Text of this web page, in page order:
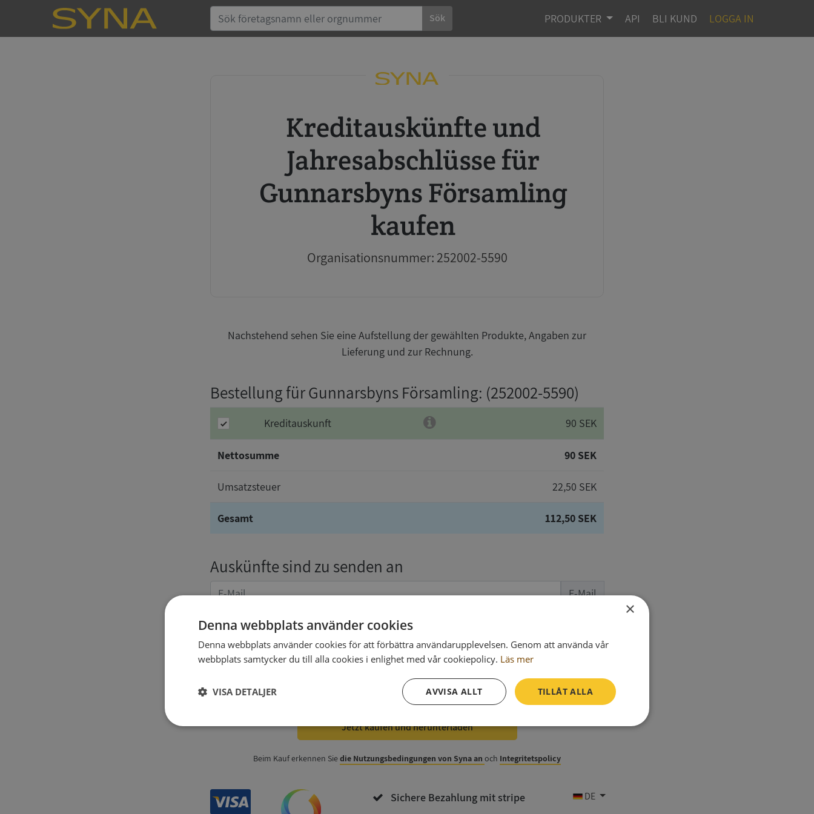
Sök PRODUKTER API BLI KUND LOGGA IN
Kreditauskünfte und
Jahresabschlüsse für
Gunnarsbyns Församling
kaufen
Organisationsnummer: 252002-5590
Nachstehend sehen Sie eine Aufstellung der gewählten Produkte, Angaben zur
Lieferung und zur Rechnung.
Bestellung für Gunnarsbyns Församling: (252002-5590)
Kreditauskunft 90 SEK
Nettosumme 90 SEK
Umsatzsteuer 22,50 SEK
Gesamt 112,50 SEK
Auskünfte sind zu senden an
E-Mail
(wahlweise)
Jetzt kaufen und herunterladen
Beim Kauf erkennen Siedie Nutzungsbedingungen von Syna an och Integritetspolicy
Sichere Bezahlung mit stripe
DE
×
Denna webbplats använder cookies
Denna webbplats använder cookies för att förbättra användarupplevelsen. Genom att använda vår
webbplats samtycker du till alla cookies i enlighet med vår cookiepolicy. Läs mer
TILLÅT ALLA
AVVISA ALLT
VISA DETALJER
Strikt
Prestanda Inriktning Funktioner Oklassificerade